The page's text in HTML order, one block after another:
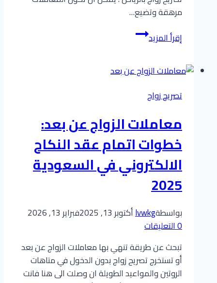
مرهقة وتضيع…
إقرأ المزيدمكتب
تعقيب
زواج:
عن
الذي
يرتكبه
الجميع…
واستخرج
تصريح
بسهولة
تصريح زواج
معاملات الزواج عن بعد:
خطوات اتمام عقد النكاح
الالكتروني في السعودية
2025
بواسطةlvwkgأكتوبر 13, 2025
فبراير 13, 2026
0 التعليقات
تبحث عن طريقة تنهي بها معاملات الزواج عن بعد
أو تستخرج تصريح زواج بدون الدخول في متاهات
الروتين والمواعيد الطويلة ان وصلت الى هنا فانت